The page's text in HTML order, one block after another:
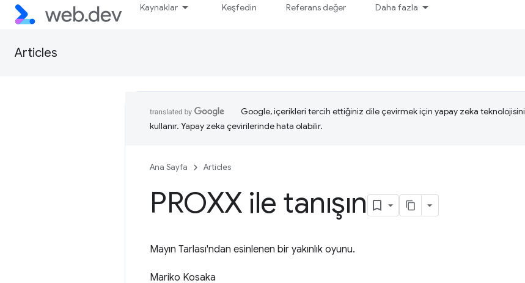
Kaynaklar Keşfedin Referans değer Daha fazla
Articles
Google, içerikleri tercih ettiğiniz dile çevirmek için yapay zeka teknolojisini
kullanır. Yapay zeka çevirilerinde hata olabilir.
Ana Sayfa Articles
PROXX ile tanışın
Mayın Tarlası'ndan esinlenen bir yakınlık oyunu.
Mariko Kosaka